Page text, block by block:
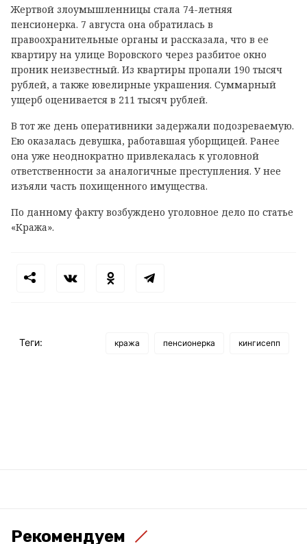
Жертвой злоумышленницы стала 74-летняя
пенсионерка. 7 августа она обратилась в
правоохранительные органы и рассказала, что в ее
квартиру на улице Воровского через разбитое окно
проник неизвестный. Из квартиры пропали 190 тысяч
рублей, а также ювелирные украшения. Суммарный
ущерб оценивается в 211 тысяч рублей.
В тот же день оперативники задержали подозреваемую.
Ею оказалась девушка, работавшая уборщицей. Ранее
она уже неоднократно привлекалась к уголовной
ответственности за аналогичные преступления. У нее
изъяли часть похищенного имущества.
По данному факту возбуждено уголовное дело по статье
«Кража».
Теги: кража пенсионерка кингисепп
Рекомендуем